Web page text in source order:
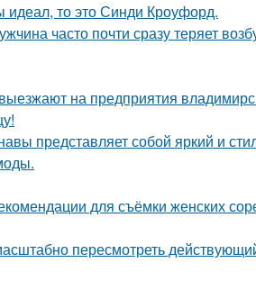
идеал, то это Синди Кроуфорд.
часто почти сразу теряет
на предприятия
представляет собой яркий и
для съёмки женских
пересмотреть